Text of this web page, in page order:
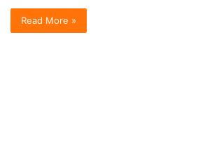
Read More »